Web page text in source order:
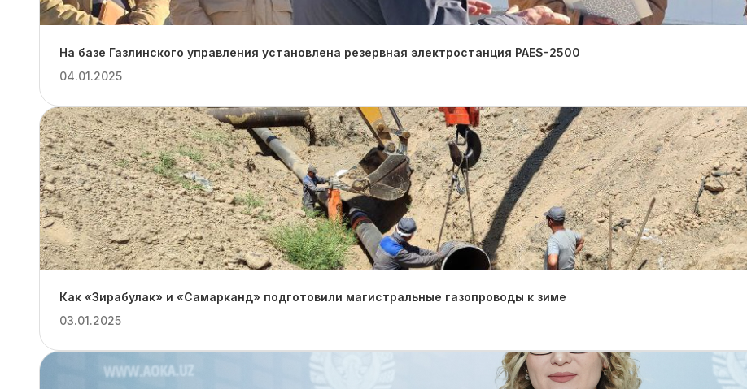
На базе Газлинского управления установлена резервная электростанция PAES-2500
04.01.2025
Как «Зирабулак» и «Самарканд» подготовили магистральные газопроводы к зиме
03.01.2025